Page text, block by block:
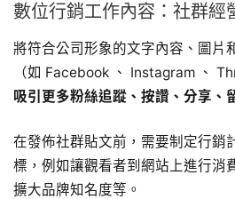
數位行銷工作內容：社群經
將符合公司形象的文字內容、圖片
（如 Facebook 、 Instagram 、
吸引更多粉絲追蹤、按讚、分享、
在發佈社群貼文前，需要制定行銷
標，例如讓觀看者到網站上進行消
擴大品牌知名度等。